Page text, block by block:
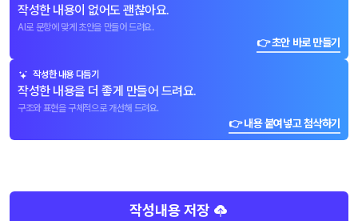
작성한 내용이 없어도 괜찮아요.
AI로 문항에 맞게 초안을 만들어 드려요.
👉 초안 바로 만들기
작성한 내용 다듬기
작성한 내용을 더 좋게 만들어 드려요.
구조와 표현을 구체적으로 개선해 드려요.
👉 내용 붙여넣고 첨삭하기
작성내용 저장